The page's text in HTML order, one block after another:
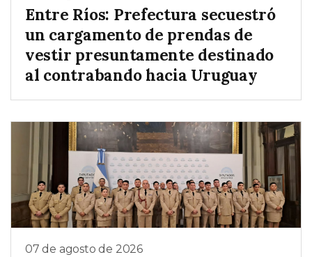
Entre Ríos: Prefectura secuestró
un cargamento de prendas de
vestir presuntamente destinado
al contrabando hacia Uruguay
07 de agosto de 2026